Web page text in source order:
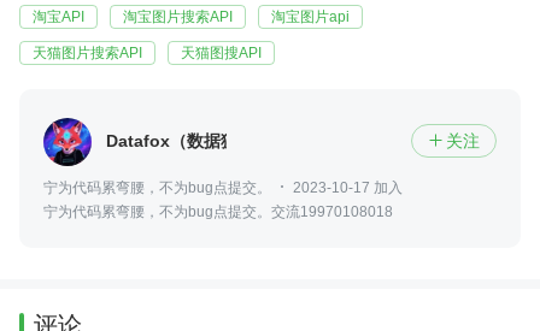
淘宝API 淘宝图片搜索API 淘宝图片api
天猫图片搜索API 天猫图搜API
Datafox（数据狐）  关注
宁为代码累弯腰，不为bug点提交。
2023-10-17 加入
宁为代码累弯腰，不为bug点提交。交流19970108018
评论